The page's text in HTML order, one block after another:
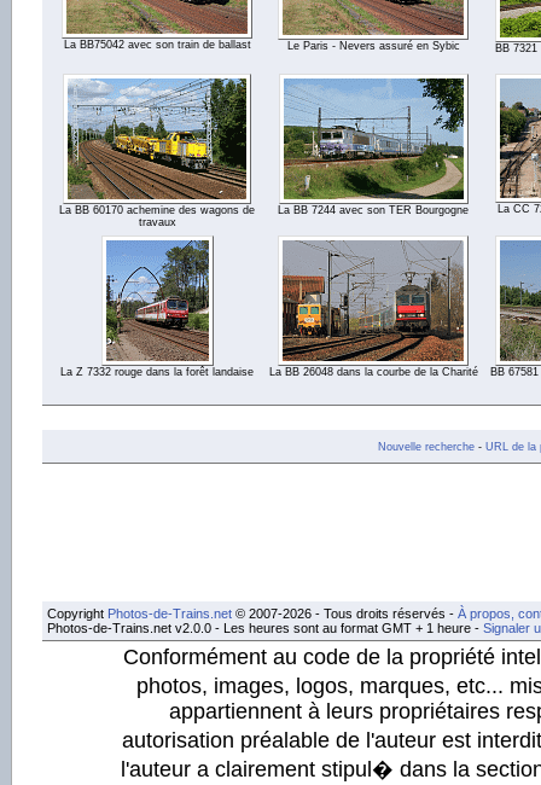
La BB75042 avec son train de ballast Le Paris - Nevers assuré en Sybic BB
La BB 60170 achemine des wagons de
travaux
La BB 7244 avec son TER Bourgogne La CC
La Z 7332 rouge dans la forêt landaise La BB 26048 dans la courbe de la Charité BB
Nouvelle recherche- URL de la
Copyright Photos-de-Trains.net © 2007-2026 - Tous droits réservés - À propos,
Photos-de-Trains.net v2.0.0 - Les heures sont au format GMT + 1 heure - Signaler
Conformément au code de la propriété
photos, images, logos, marques, etc...
appartiennent à leurs propriétaires
autorisation préalable de l'auteur est
l'auteur a clairement stipul� dans la